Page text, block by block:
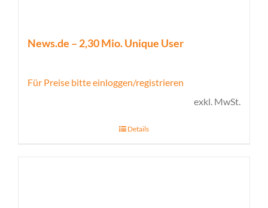
News.de – 2,30 Mio. Unique User
Für Preise bitte einloggen/registrieren
exkl. MwSt.
Details